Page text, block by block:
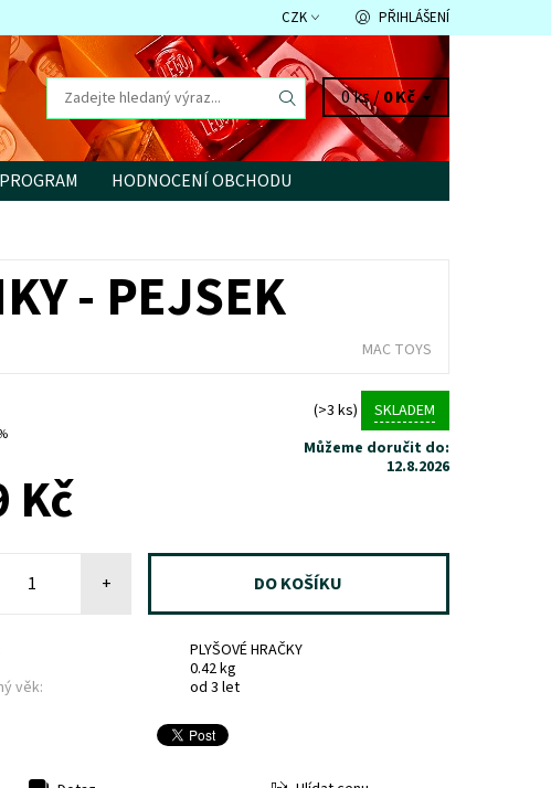
CZK PŘIHLÁŠENÍ
0 ks /0 Kč
HODNOCENÍ OBCHODU
- PEJSEK
MAC TOYS
(>3 ks)
SKLADEM
Můžeme doručit do:
12.8.2026
Kč
+
PLYŠOVÉ HRAČKY
0.42 kg
věk:
od 3 let